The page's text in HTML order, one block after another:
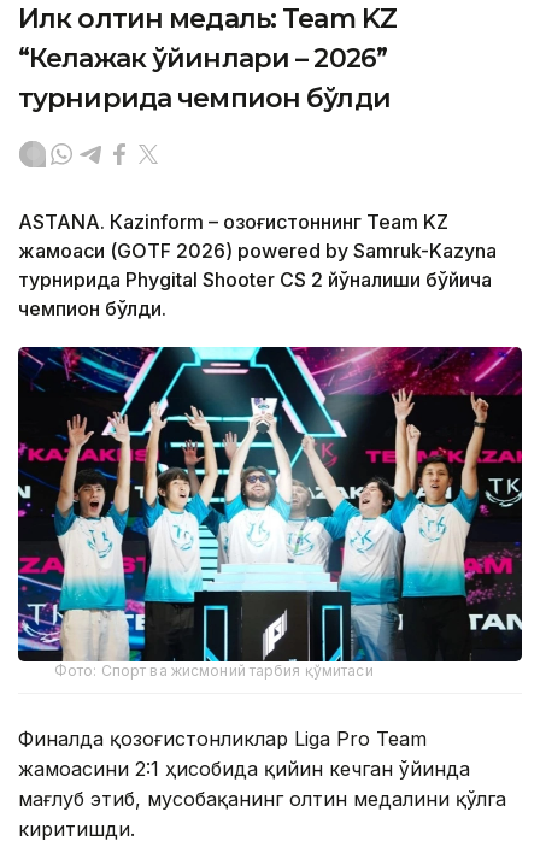
Илк олтин медаль: Team KZ
“Келажак ўйинлари – 2026”
турнирида чемпион бўлди
ASTANА. Кazinform – Қозоғистоннинг Team KZ
жамоаси (GOTF 2026) powered by Samruk-Kazyna
турнирида Phygital Shooter CS 2 йўналиши бўйича
чемпион бўлди.
Фото: Спорт ва жисмоний тарбия қўмитаси
Финалда қозоғистонликлар Liga Pro Team
жамоасини 2:1 ҳисобида қийин кечган ўйинда
мағлуб этиб, мусобақанинг олтин медалини қўлга
киритишди.